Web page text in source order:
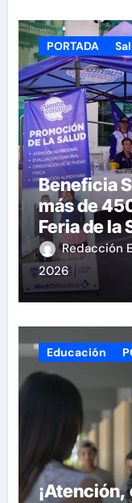
PORTADA
Beneficia
más de
Feria de la
Armas
Redacción
2026
Educación